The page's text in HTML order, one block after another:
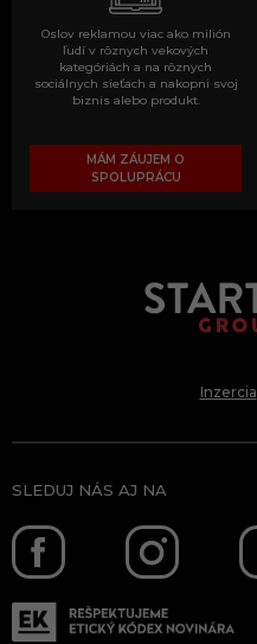
Oslov reklamou viac ako milión
ľudí v rôznych vekových
kategóriách a na rôznych
sociálnych sieťach a nakopni svoj
biznis alebo produkt.
MÁM ZÁUJEM O
SPOLUPRÁCU
Inzercia
SLEDUJ NÁS AJ NA